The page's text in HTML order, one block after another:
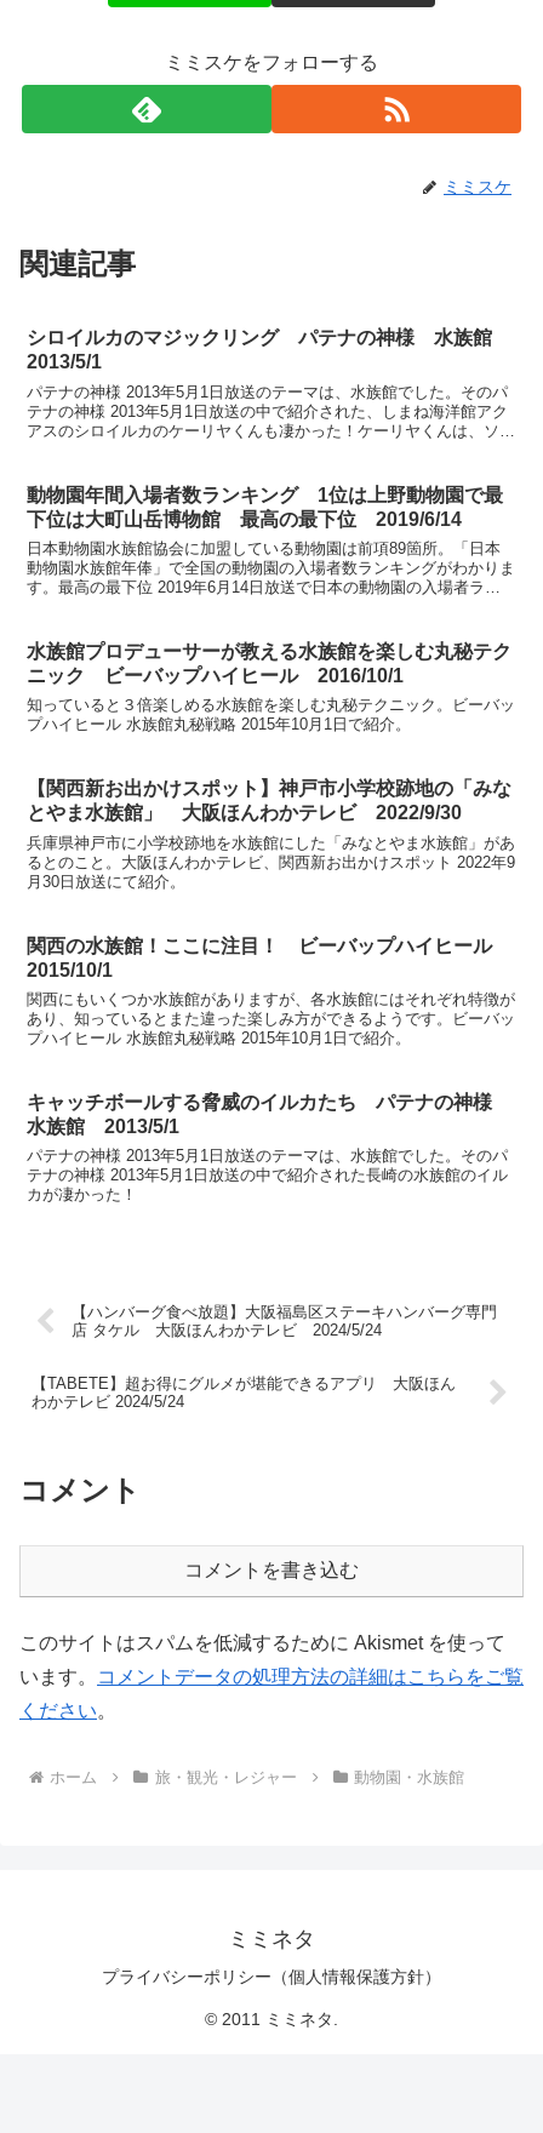
ミミスケをフォローする
ミミスケ
関連記事
シロイルカのマジックリング パテナの神様 水族館
2013/5/1
パテナの神様 2013年5月1日放送のテーマは、水族館でした。そのパ
テナの神様 2013年5月1日放送の中で紹介された、しまね海洋館アク
アスのシロイルカのケーリヤくんも凄かった！ケーリヤくんは、ソフ
動物園年間入場者数ランキング 1位は上野動物園で最
下位は大町山岳博物館 最高の最下位 2019/6/14
日本動物園水族館協会に加盟している動物園は前項89箇所。「日本
動物園水族館年俸」で全国の動物園の入場者数ランキングがわかりま
す。最高の最下位 2019年6月14日放送で日本の動物園の入場者ラン
水族館プロデューサーが教える水族館を楽しむ丸秘テク
ニック ビーバップハイヒール 2016/10/1
知っていると３倍楽しめる水族館を楽しむ丸秘テクニック。ビーバッ
プハイヒール 水族館丸秘戦略 2015年10月1日で紹介。
【関西新お出かけスポット】神戸市小学校跡地の「みな
とやま水族館」 大阪ほんわかテレビ 2022/9/30
兵庫県神戸市に小学校跡地を水族館にした「みなとやま水族館」があ
るとのこと。大阪ほんわかテレビ、関西新お出かけスポット 2022年9
月30日放送にて紹介。
関西の水族館！ここに注目！ ビーバップハイヒール
2015/10/1
関西にもいくつか水族館がありますが、各水族館にはそれぞれ特徴が
あり、知っているとまた違った楽しみ方ができるようです。ビーバッ
プハイヒール 水族館丸秘戦略 2015年10月1日で紹介。
キャッチボールする脅威のイルカたち パテナの神様
水族館 2013/5/1
パテナの神様 2013年5月1日放送のテーマは、水族館でした。そのパ
テナの神様 2013年5月1日放送の中で紹介された長崎の水族館のイル
カが凄かった！
【ハンバーグ食べ放題】大阪福島区ステーキハンバーグ専門
店 タケル 大阪ほんわかテレビ 2024/5/24
【TABETE】超お得にグルメが堪能できるアプリ 大阪ほん
わかテレビ 2024/5/24
コメント
コメントを書き込む
このサイトはスパムを低減するために Akismet を使って
います。
コメントデータの処理方法の詳細はこちらをご覧
ください。
ホーム 旅・観光・レジャー 動物園・水族館
ミミネタ
プライバシーポリシー（個人情報保護方針）
© 2011 ミミネタ.